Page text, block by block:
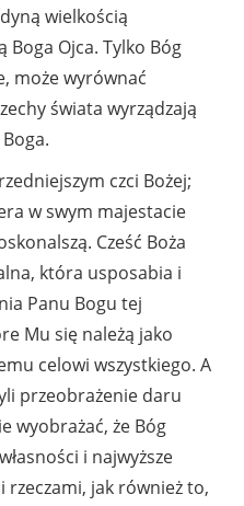
wielkością
Boga Ojca. Tylko Bóg
może wyrównać
świata wyrządzają
czci Bożej;
w swym majestacie
Cześć Boża
która usposabia i
Panu Bogu tej
Mu się należą jako
celowi wszystkiego. A
przeobrażenie daru
wyobrażać, że Bóg
i najwyższe
jak również to,